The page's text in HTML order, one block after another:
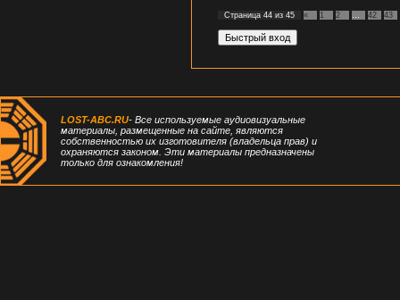
Страница 44 из 45 « 1 2 42 43
LOST-ABC.RU- Все используемые аудиовизуальные
материалы, размещенные на сайте, являются
собственностью их изготовителя (владельца прав) и
охраняются законом. Эти материалы предназначены
только для ознакомления!